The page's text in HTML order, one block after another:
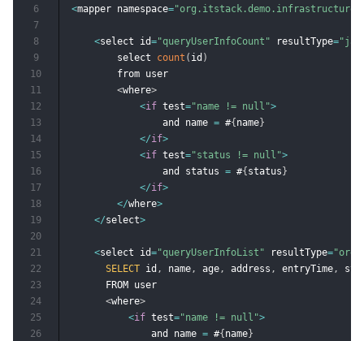
<mapper namespace=
<select id="queryUserInfoCount" resultType=
        select
count ( id )
        from user
<where>
<if test="name != null">
                and name
= #{ name}
</if>
<if test="status != null">
                and status
= #{ status }
</if>
</where>
</select>
<select id="queryUserInfoList" resultType=
SELECT id , name, age, address , entryTime,
      FROM user
<where>
<if test="name != null">
              and name
= #{ name}
6
7
8
9
10
11
12
13
14
15
16
17
18
19
20
21
22
23
24
25
26